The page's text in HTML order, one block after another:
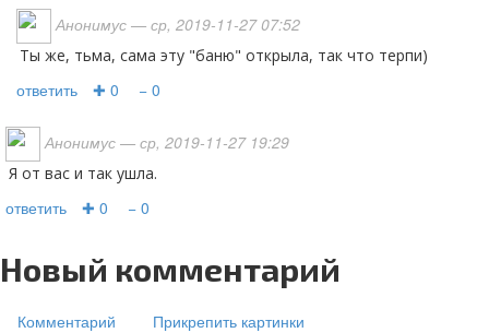
Анонимус — ср, 2019-11-27 07:52
Ты же, тьма, сама эту "баню" открыла, так что терпи)
ответить ✚ 0 − 0
Анонимус — ср, 2019-11-27 19:29
Я от вас и так ушла.
ответить ✚ 0 − 0
Новый комментарий
Комментарий Прикрепить картинки